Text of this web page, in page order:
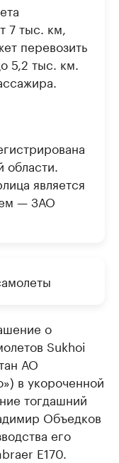
7 тыс. км,
перевозить
5,2 тыс. км.
области.
является
— ЗАО
о
Sukhoi
АО
в укороченной
тогдашний
Объедков
его
E170.